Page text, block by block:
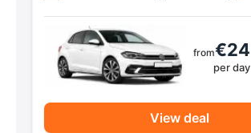
from€24
per day
View deal